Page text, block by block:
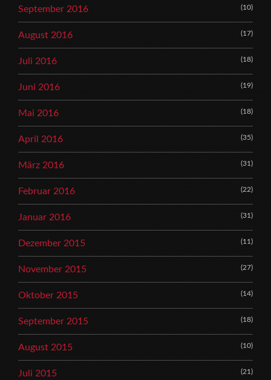
September 2016 (10)
August 2016 (17)
Juli 2016 (18)
Juni 2016 (19)
Mai 2016 (18)
April 2016 (35)
März 2016 (31)
Februar 2016 (22)
Januar 2016 (31)
Dezember 2015 (11)
November 2015 (27)
Oktober 2015 (14)
September 2015 (18)
August 2015 (10)
Juli 2015 (21)